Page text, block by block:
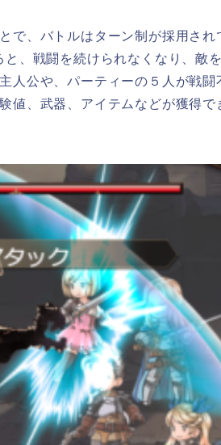
で、バトルはターン制が採用され
、戦闘を続けられなくなり、敵
人公や、パーティーの５人が戦闘
値、武器、アイテムなどが獲得で